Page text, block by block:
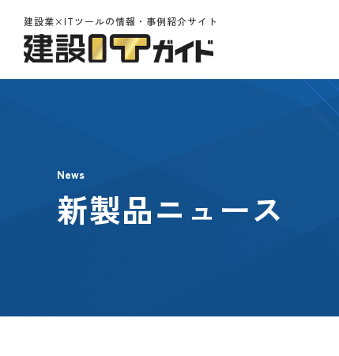
建設業×ITツールの情報・事例紹介サイト
News
新製品ニュース